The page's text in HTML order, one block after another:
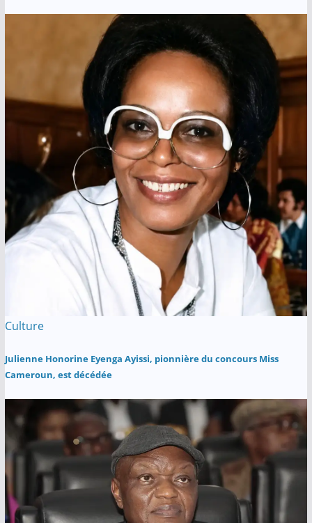
Culture
Julienne Honorine Eyenga Ayissi, pionnière du concours Miss
Cameroun, est décédée